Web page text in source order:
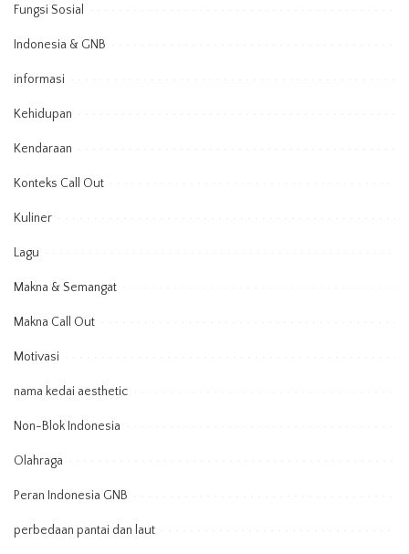
Fungsi Sosial
Indonesia & GNB
informasi
Kehidupan
Kendaraan
Konteks Call Out
Kuliner
Lagu
Makna & Semangat
Makna Call Out
Motivasi
nama kedai aesthetic
Non-Blok Indonesia
Olahraga
Peran Indonesia GNB
perbedaan pantai dan laut